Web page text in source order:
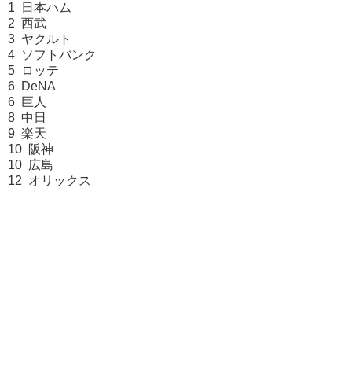
1 日本ハム
2 西武
3 ヤクルト
4 ソフトバンク
5 ロッテ
6 DeNA
6 巨人
8 中日
9 楽天
10 阪神
10 広島
12 オリックス